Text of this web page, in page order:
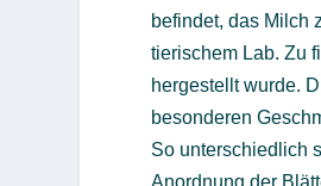
befindet, das Milch
tierischem Lab. Zu
hergestellt wurde.
besonderen
So unterschiedlich
Anordnung der